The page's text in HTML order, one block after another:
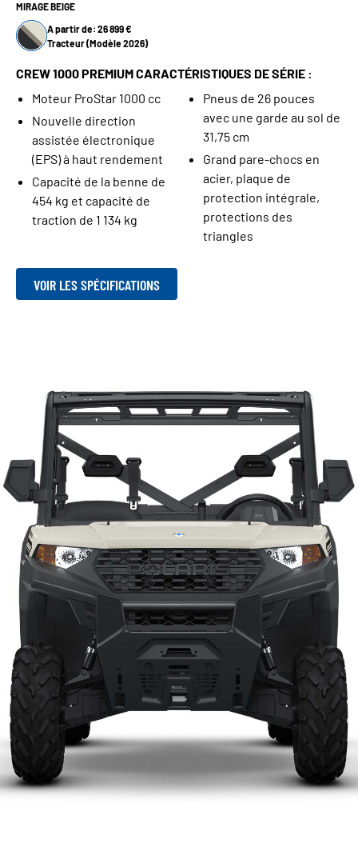
MIRAGE BEIGE
A partir de: 26 899 €
Tracteur (Modèle 2026)
CREW 1000 PREMIUM CARACTÉRISTIQUES DE SÉRIE :
Moteur ProStar 1000 cc
Nouvelle direction
assistée électronique
(EPS) à haut rendement
Capacité de la benne de
454 kg et capacité de
traction de 1 134 kg
Pneus de 26 pouces
avec une garde au sol de
31,75 cm
Grand pare-chocs en
acier, plaque de
protection intégrale,
protections des
triangles
VOIR LES SPÉCIFICATIONS